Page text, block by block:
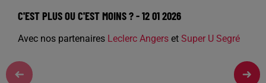
C'EST PLUS OU C'EST MOINS ? - 12 01 2026
Avec nos partenaires Leclerc Angers et Super U Segré